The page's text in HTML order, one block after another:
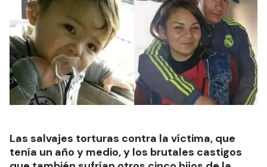
Las salvajes torturas contra la víctima, que
tenía un año y medio, y los brutales castigos